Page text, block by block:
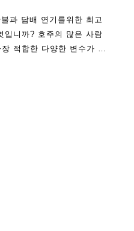
과 담배 연기를위한 최고
입니까? 호주의 많은 사람
적합한 다양한 변수가 있